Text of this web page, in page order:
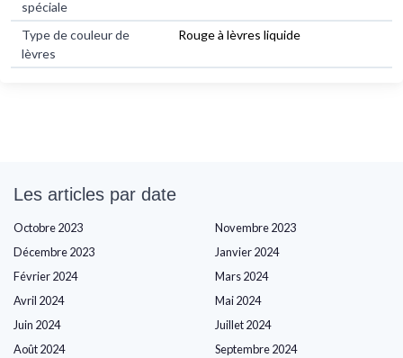
spéciale
Type de couleur de
lèvres
Rouge à lèvres liquide
Les articles par date
Octobre 2023
Novembre 2023
Décembre 2023
Janvier 2024
Février 2024
Mars 2024
Avril 2024
Mai 2024
Juin 2024
Juillet 2024
Août 2024
Septembre 2024